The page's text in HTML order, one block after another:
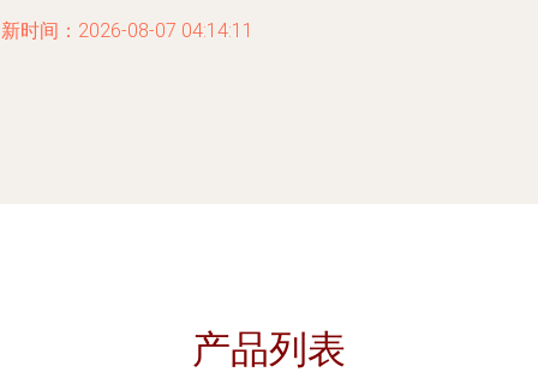
时间：2026-08-07 04:14:11
产品列表